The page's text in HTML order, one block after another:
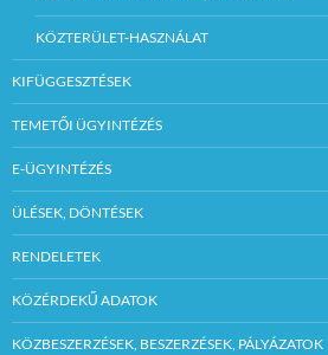
KÖZTERÜLET-HASZNÁLAT
KIFÜGGESZTÉSEK
TEMETŐI ÜGYINTÉZÉS
E-ÜGYINTÉZÉS
ÜLÉSEK, DÖNTÉSEK
RENDELETEK
KÖZÉRDEKŰ ADATOK
KÖZBESZERZÉSEK, BESZERZÉSEK, PÁLYÁZATOK